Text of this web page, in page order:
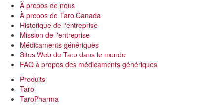
À propos de nous
À propos de Taro Canada
Historique de l'entreprise
Mission de l'entreprise
Médicaments génériques
Sites Web de Taro dans le monde
FAQ à propos des médicaments génériques
Produits
Taro
TaroPharma